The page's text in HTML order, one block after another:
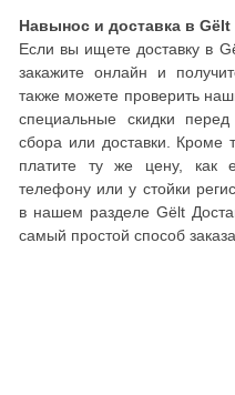
Навынос и доставка в Gëlt
Если вы ищете доставку в
закажите онлайн и
также можете проверить
специальные скидки
сбора или доставки. Кроме
платите ту же цену, как
телефону или у стойки
в нашем разделе Gëlt
самый простой способ